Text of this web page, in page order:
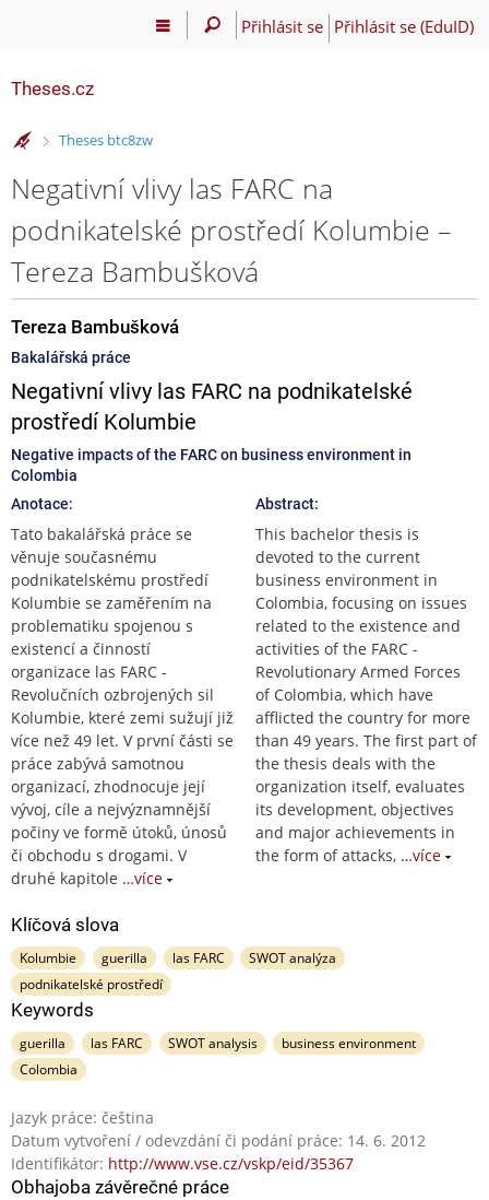
Přihlásit se Přihlásit se (EduID)
Theses.cz
>
Theses btc8zw
Negativní vlivy las FARC na
podnikatelské prostředí Kolumbie –
Tereza Bambušková
Tereza Bambušková
Bakalářská práce
Negativní vlivy las FARC na podnikatelské
prostředí Kolumbie
Negative impacts of the FARC on business environment in
Colombia
Anotace:
Tato bakalářská práce se
věnuje současnému
podnikatelskému prostředí
Kolumbie se zaměřením na
problematiku spojenou s
existencí a činností
organizace las FARC -
Revolučních ozbrojených sil
Kolumbie, které zemi sužují již
více než 49 let. V první části se
práce zabývá samotnou
organizací, zhodnocuje její
vývoj, cíle a nejvýznamnější
počiny ve formě útoků, únosů
či obchodu s drogami. V
druhé kapitole …více
Abstract:
This bachelor thesis is
devoted to the current
business environment in
Colombia, focusing on issues
related to the existence and
activities of the FARC -
Revolutionary Armed Forces
of Colombia, which have
afflicted the country for more
than 49 years. The first part of
the thesis deals with the
organization itself, evaluates
its development, objectives
and major achievements in
the form of attacks, …více
Klíčová slova
Kolumbie guerilla las FARC
SWOT analýza
podnikatelské prostředí
Keywords
guerilla las FARC SWOT analysis
business environment
Colombia
Jazyk práce: čeština
Datum vytvoření / odevzdání či podání práce: 14. 6. 2012
Identifikátor: http://www.vse.cz/vskp/eid/35367
Obhajoba závěrečné práce